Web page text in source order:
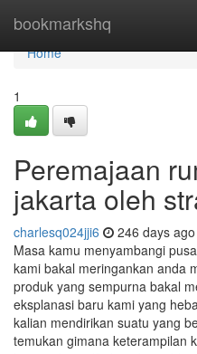
bookmarkshq
Home
Home
1
Peremajaan
jakarta oleh
charlesq024jji6 246 days ago
Masa kamu menyambangi
kami bakal meringankan anda
produk yang sempurna bakal
eksplanasi baru kami yang
kalian mendirikan suatu yang
temukan gimana keterampilan